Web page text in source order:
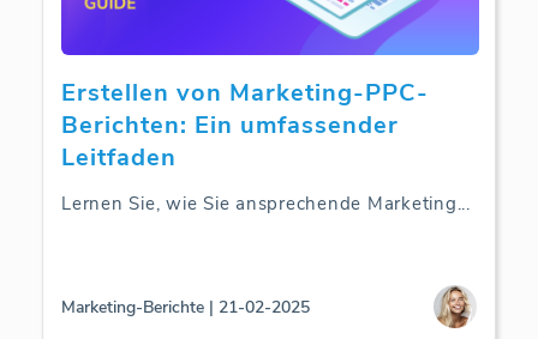
Erstellen von Marketing-PPC-
Berichten: Ein umfassender
Leitfaden
Lernen Sie, wie Sie ansprechende Marketing...
Marketing-Berichte | 21-02-2025